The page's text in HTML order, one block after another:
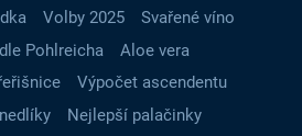
Volby 2025
Svařené víno
Pohlreicha
Aloe vera
Výpočet ascendentu
Nejlepší palačinky